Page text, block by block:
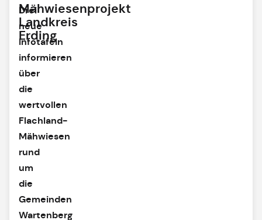
Mähwiesenprojekt
Landkreis
Erding
Drei
neue
Infotafeln
informieren
über
die
wertvollen
Flachland-
Mähwiesen
rund
um
die
Gemeinden
Wartenberg